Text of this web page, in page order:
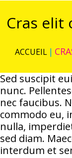
Cras elit
ACCUEIL
Sed suscipit
nunc.
nec faucibus.
commodo eu,
nulla,
sed diam.
interdum et